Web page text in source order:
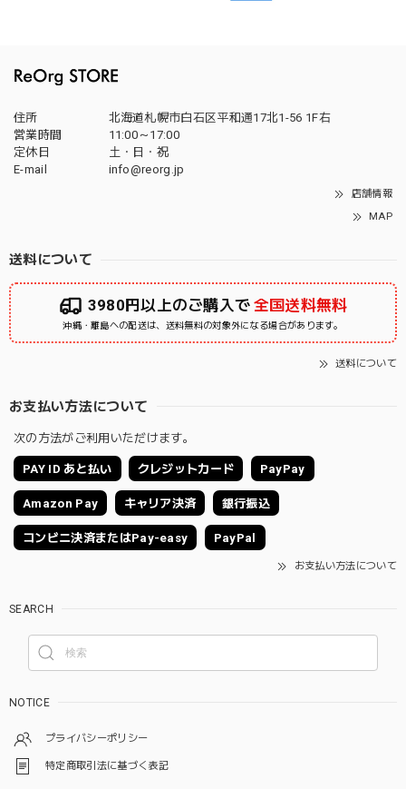
住所
北海道札幌市白石区平和通17北1-56 1F右
営業時間
11:00～17:00
定休日
土・日・祝
E-mail
info@reorg.jp
店舗情報
MAP
送料について
3980円以上のご購入で 全国送料無料
沖縄・離島への配送は、送料無料の対象外になる場合があります。
送料について
お支払い方法について
次の方法がご利用いただけます。
PAY ID あと払い クレジットカード PayPay
Amazon Pay キャリア決済 銀行振込
コンビニ決済またはPay-easy PayPal
お支払い方法について
SEARCH
NOTICE
プライバシーポリシー
特定商取引法に基づく表記